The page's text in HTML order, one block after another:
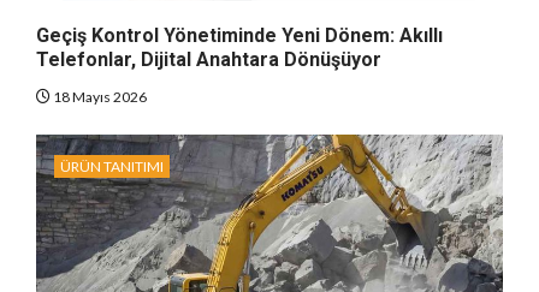
Geçiş Kontrol Yönetiminde Yeni Dönem: Akıllı
Telefonlar, Dijital Anahtara Dönüşüyor
18 Mayıs 2026
ÜRÜN TANITIMI